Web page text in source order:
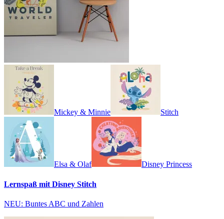
Mickey & Minnie Stitch
Elsa & Olaf Disney Princess
Lernspaß mit Disney Stitch
NEU: Buntes ABC und Zahlen